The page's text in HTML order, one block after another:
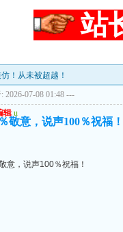
站
！从未被超越！
2026-07-08 01:48 ---
辑 u
敬意，说声100％祝福！
意，说声100％祝福！